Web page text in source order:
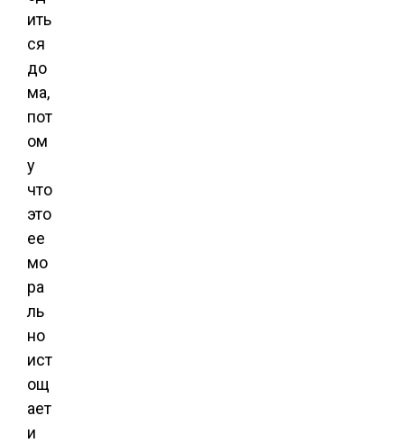
ить
ся
до
ма,
пот
ом
у
что
это
ее
мо
ра
ль
но
ист
ощ
ает
и